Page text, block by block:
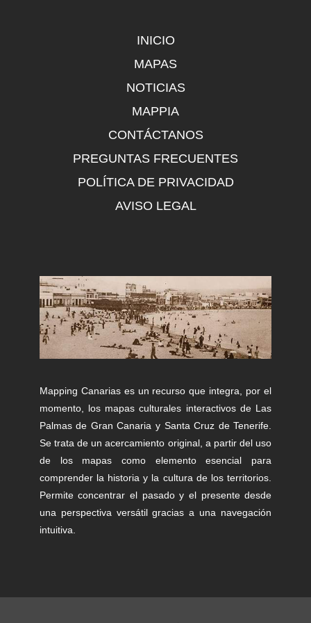
INICIO
MAPAS
NOTICIAS
MAPPIA
CONTÁCTANOS
PREGUNTAS FRECUENTES
POLÍTICA DE PRIVACIDAD
AVISO LEGAL
Mapping Canarias es un recurso que integra, por el
momento, los mapas culturales interactivos de Las
Palmas de Gran Canaria y Santa Cruz de Tenerife.
Se trata de un acercamiento original, a partir del uso
de los mapas como elemento esencial para
comprender la historia y la cultura de los territorios.
Permite concentrar el pasado y el presente desde
una perspectiva versátil gracias a una navegación
intuitiva.